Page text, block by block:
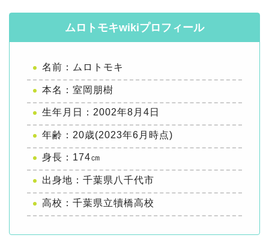
ムロトモキwikiプロフィール
名前：ムロトモキ
本名：室岡朋樹
生年月日：2002年8月4日
年齢：20歳(2023年6月時点)
身長：174㎝
出身地：千葉県八千代市
高校：千葉県立犢橋高校